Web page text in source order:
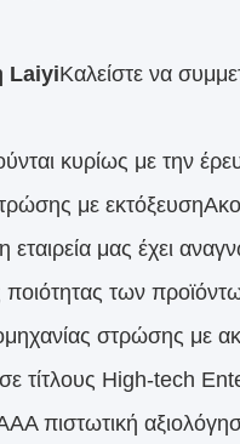
LaiyiΚαλείστε να
κυρίως με την
με εκτόξευση
μας έχει
των
στρώσης με
τίτλους High-tech
πιστωτική